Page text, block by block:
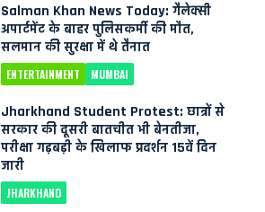
Salman Khan News Today: गैलेक्सी
अपार्टमेंट के बाहर पुलिसकर्मी की मौत,
सलमान की सुरक्षा में थे तैनात
ENTERTAINMENT MUMBAI
Jharkhand Student Protest: छात्रों से
सरकार की दूसरी बातचीत भी बेनतीजा,
परीक्षा गड़बड़ी के खिलाफ प्रदर्शन 15वें दिन
जारी
JHARKHAND